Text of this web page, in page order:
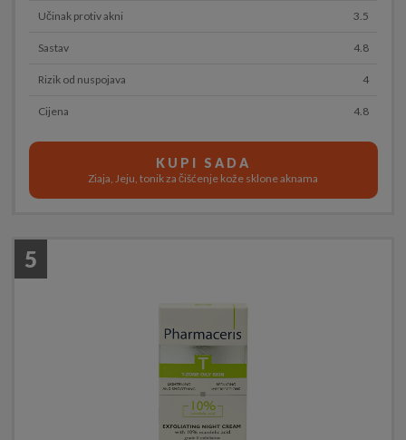
Učinak protiv akni 3.5
Sastav 4.8
Rizik od nuspojava 4
Cijena 4.8
KUPI SADA
Ziaja, Jeju, tonik za čišćenje kože sklone aknama
5